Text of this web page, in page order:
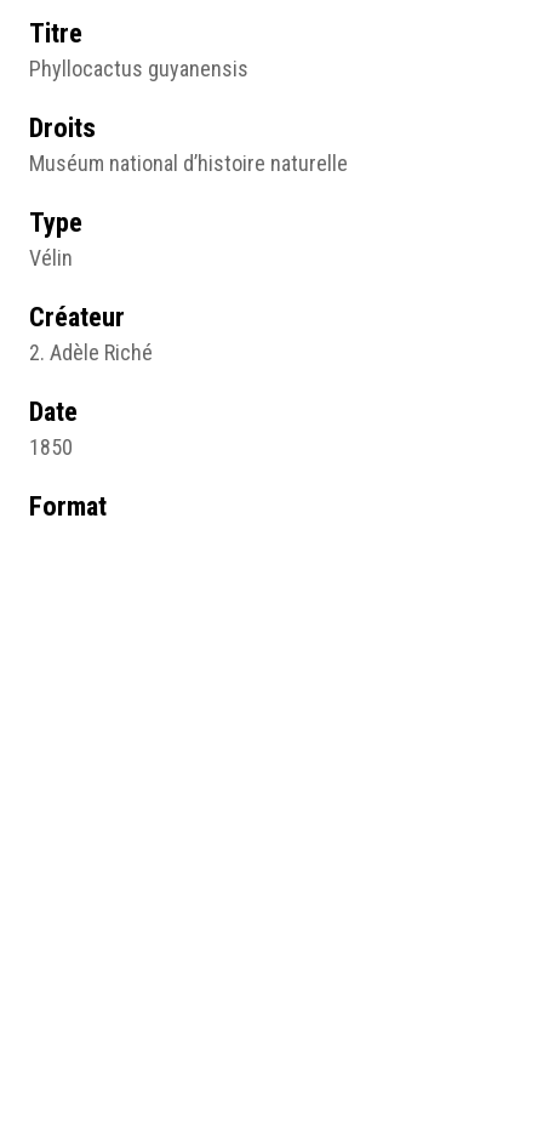
Titre
Phyllocactus guyanensis
Droits
Muséum national d’histoire naturelle
Type
Vélin
Créateur
2. Adèle Riché
Date
1850
Format